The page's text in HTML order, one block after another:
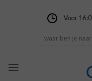
Voor14